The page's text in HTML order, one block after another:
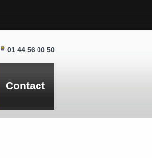
01 44 56 00 50
Contact